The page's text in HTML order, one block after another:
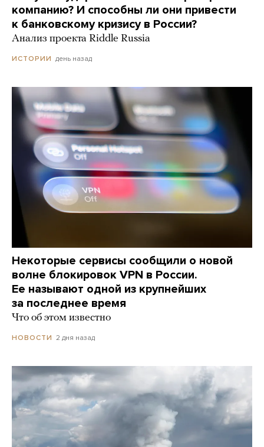
компанию? И способны ли они привести
к банковскому кризису в России?
Анализ проекта Riddle Russia
ИСТОРИИ день назад
Некоторые сервисы сообщили о новой
волне блокировок VPN в России.
Ее называют одной из крупнейших
за последнее время
Что об этом известно
НОВОСТИ 2 дня назад